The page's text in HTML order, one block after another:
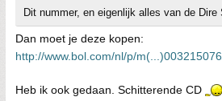
Dit nummer, en eigenlijk alles van de Dire
Dan moet je deze kopen:
http://www.bol.com/nl/p/
Heb ik ook gedaan. Schitterende CD